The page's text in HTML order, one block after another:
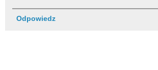
Odpowiedz